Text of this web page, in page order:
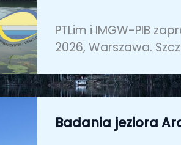
PTLim i IMGW-PIB
2026, Warszawa.
Badania jeziora